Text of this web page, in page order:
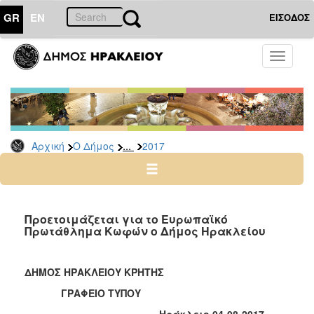
GR EN ΕΙΣΟΔΟΣ
Toggle
Αρχική Ο Δήμος ... 2017
ΔΗΜΟΣ
Δελτία
Τύπου
Αρχείο
2026
2024
2022
2020
2019
Προετοιμάζεται για το Ευρωπαϊκό
Πρωτάθλημα Κωφών ο Δήμος Ηρακλείου
ΔΗΜΟΣ ΗΡΑΚΛΕΙΟΥ ΚΡΗΤΗΣ
ΓΡΑΦΕΙΟ ΤΥΠΟΥ